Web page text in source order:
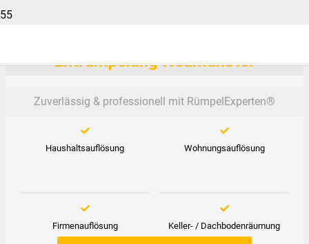
Entrümpelung Neumünster
Zuverlässig & professionell mit RümpelExperten®️
Haushaltsauflösung Wohnungsauflösung
Firmenauflösung Keller- / Dachbodenräumung